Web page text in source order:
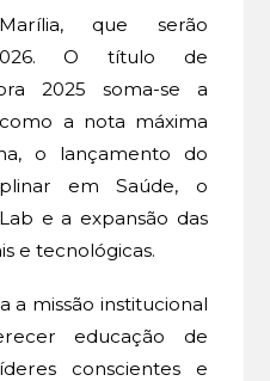
que serão
O título de
2025 soma-se a
a nota máxima
o lançamento do
em Saúde, o
e a expansão das
e tecnológicas.
a missão institucional
educação de
conscientes e